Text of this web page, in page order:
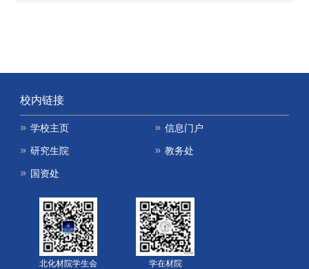
校内链接
学校主页 信息门户
研究生院 教务处
国资处
北化材院学生会 学在材院